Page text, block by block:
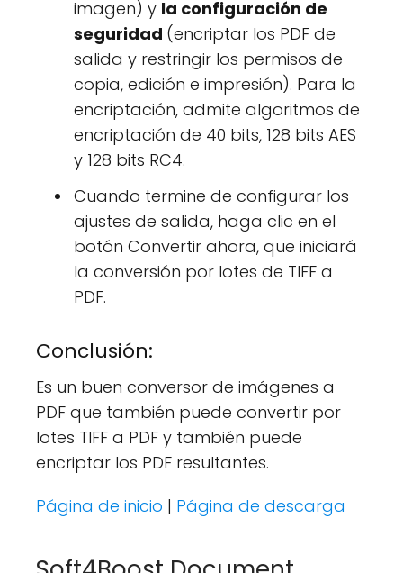
imagen) y la configuración de
seguridad (encriptar los PDF de
salida y restringir los permisos de
copia, edición e impresión). Para la
encriptación, admite algoritmos de
encriptación de 40 bits, 128 bits AES
y 128 bits RC4.
Cuando termine de configurar los
ajustes de salida, haga clic en el
botón Convertir ahora, que iniciará
la conversión por lotes de TIFF a
PDF.
Conclusión:
Es un buen conversor de imágenes a
PDF que también puede convertir por
lotes TIFF a PDF y también puede
encriptar los PDF resultantes.
Página de inicio | Página de descarga